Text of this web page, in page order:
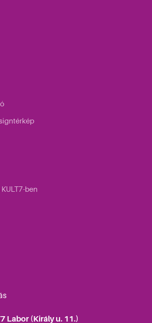
ben
Labor (Király u. 11.)